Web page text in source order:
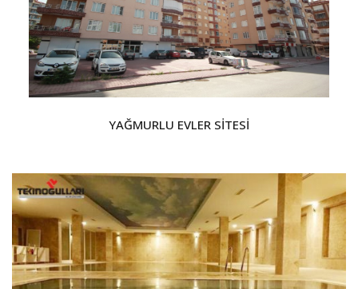
YAĞMURLU EVLER SİTESİ